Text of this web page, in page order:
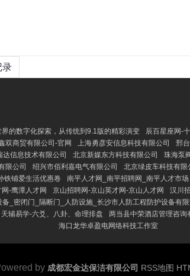
录
的数字化探索，从传统到9.1版的精彩演变 辰百星座网-
双商贸有限公司-官网 上海勇彦安信息科技有限公司 邢
信息技术有限公司 北京新媒东方科技有限公司 珠海泵
限公司 绍兴市佰利嘉电气有限公司 北京绿皮车科技有限
铁铺爱生活优惠卷 南平人才网_南平招聘网_南平人才市场
-鹰潭人才网 京山招聘网-京山英才网-京山人才网 汉川
_密闭门_隔断门_人防设施_长沙市人防工程防护设备有
天辅易学-六爻、八卦、命理排盘 两当县中荣酒店管理咨询
海口龙华卓盈电网络科技工作室
by 成都宏金达保洁有限公司 RSS地图